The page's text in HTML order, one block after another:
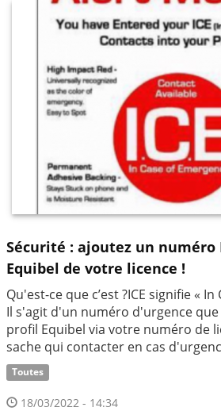
Sécurité : ajoutez un numéro
Equibel de votre licence !
Qu'est-ce que c’est ?ICE signifie «
Il s'agit d'un numéro d'urgence
profil Equibel via votre numéro de
sache qui contacter en cas
Toutes
18/03/2022 - 14:34